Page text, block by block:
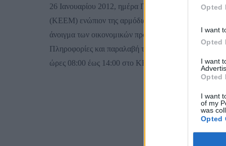
Opted
I want
Opted
I want
Opted
I want
of my
was
Opted
26 Ιανουαρίου 2012, ημέρα Πέμπτη και ώρα 10:00
(ΚΕΕΜ) ενώπιον της αρμόδιας επιτροπής
άνοιγμα των οικονομικών προσφορών, παρουσία
Πληροφορίες και παραλαβή των Γενικών και Ειδικών
ώρες 08:00 έως 14:00 στο ΚΕΕΜ. Τηλ. 2731035380